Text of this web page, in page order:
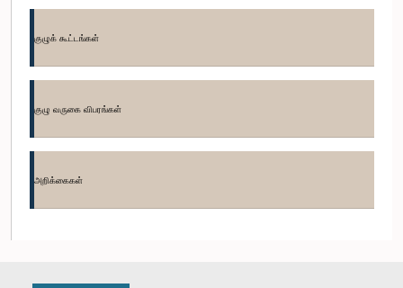
கௌரவ அகில எல்லாவல, பா.உ.
குழுக் கூட்டங்கள்
குழு வருகை விபரங்கள்
அறிக்கைகள்